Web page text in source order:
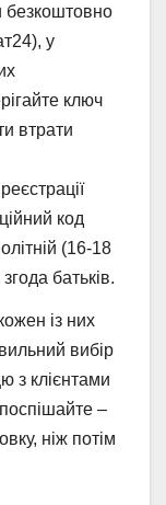
безкоштовно
у
ключ
втрати
код
(16-18
батьків.
із них
вибір
з клієнтами
–
ніж потім